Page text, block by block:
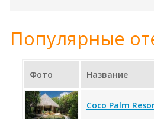
Популярные
Фото Название
Coco Palm